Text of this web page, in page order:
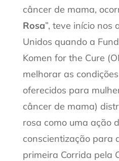
câncer de mama,
Rosa”, teve início nos
Unidos quando a
Komen for the Cure
melhorar as
oferecidos para
câncer de mama)
rosa como uma ação
conscientização para
primeira Corrida pela